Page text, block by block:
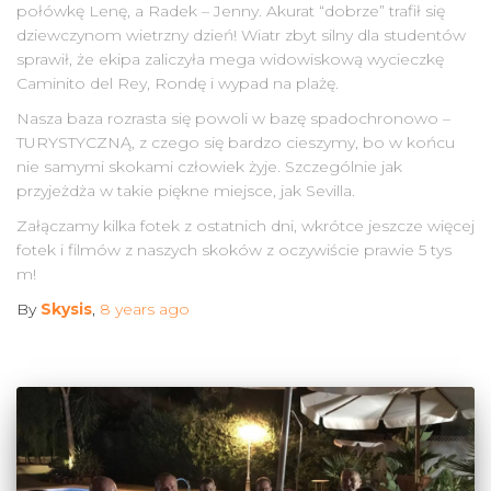
połówkę Lenę, a Radek – Jenny. Akurat “dobrze” trafił się
dziewczynom wietrzny dzień! Wiatr zbyt silny dla studentów
sprawił, że ekipa zaliczyła mega widowiskową wycieczkę
Caminito del Rey, Rondę i wypad na plażę.
Nasza baza rozrasta się powoli w bazę spadochronowo –
TURYSTYCZNĄ, z czego się bardzo cieszymy, bo w końcu
nie samymi skokami człowiek żyje. Szczególnie jak
przyjeżdża w takie piękne miejsce, jak Sevilla.
Załączamy kilka fotek z ostatnich dni, wkrótce jeszcze więcej
fotek i filmów z naszych skoków z oczywiście prawie 5 tys
m!
By Skysis, 8 years ago